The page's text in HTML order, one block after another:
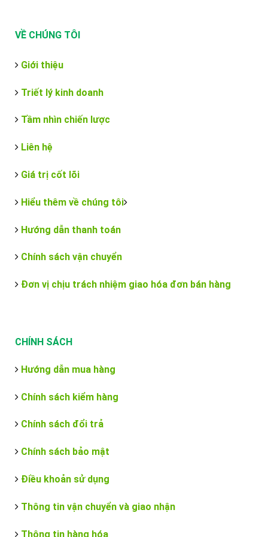
VỀ CHÚNG TÔI
Giới thiệu
Triết lý kinh doanh
Tầm nhìn chiến lược
Liên hệ
Giá trị cốt lõi
Hiểu thêm về chúng tôi
Hướng dẫn thanh toán
Chính sách vận chuyển
Đơn vị chịu trách nhiệm giao hóa đơn bán hàng
CHÍNH SÁCH
Hướng dẫn mua hàng
Chính sách kiểm hàng
Chính sách đổi trả
Chính sách bảo mật
Điều khoản sử dụng
Thông tin vận chuyển và giao nhận
Thông tin hàng hóa